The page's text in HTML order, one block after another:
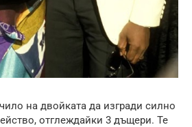
на двойката да изгради силно
отглеждайки 3 дъщери. Те